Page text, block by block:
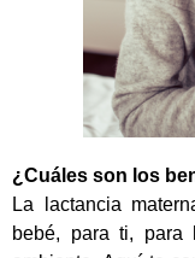
¿Cuáles son los
La lactancia
bebé, para ti, para